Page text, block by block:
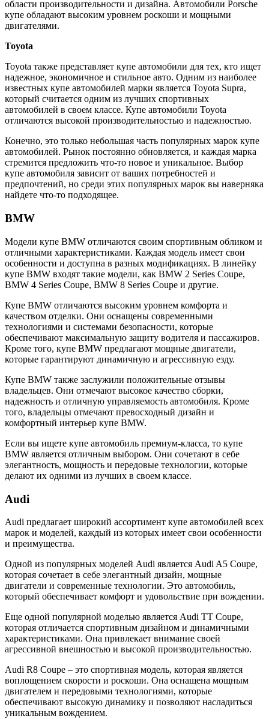
области производительности и дизайна. Автомобили Porsche
купе обладают высоким уровнем роскоши и мощными
двигателями.
Toyota
Toyota также представляет купе автомобили для тех, кто ищет
надежное, экономичное и стильное авто. Одним из наиболее
известных купе автомобилей марки является Toyota Supra,
который считается одним из лучших спортивных
автомобилей в своем классе. Купе автомобили Toyota
отличаются высокой производительностью и надежностью.
Конечно, это только небольшая часть популярных марок купе
автомобилей. Рынок постоянно обновляется, и каждая марка
стремится предложить что-то новое и уникальное. Выбор
купе автомобиля зависит от ваших потребностей и
предпочтений, но среди этих популярных марок вы наверняка
найдете что-то подходящее.
BMW
Модели купе BMW отличаются своим спортивным обликом и
отличными характеристиками. Каждая модель имеет свои
особенности и доступна в разных модификациях. В линейку
купе BMW входят такие модели, как BMW 2 Series Coupe,
BMW 4 Series Coupe, BMW 8 Series Coupe и другие.
Купе BMW отличаются высоким уровнем комфорта и
качеством отделки. Они оснащены современными
технологиями и системами безопасности, которые
обеспечивают максимальную защиту водителя и пассажиров.
Кроме того, купе BMW предлагают мощные двигатели,
которые гарантируют динамичную и агрессивную езду.
Купе BMW также заслужили положительные отзывы
владельцев. Они отмечают высокое качество сборки,
надежность и отличную управляемость автомобиля. Кроме
того, владельцы отмечают превосходный дизайн и
комфортный интерьер купе BMW.
Если вы ищете купе автомобиль премиум-класса, то купе
BMW является отличным выбором. Они сочетают в себе
элегантность, мощность и передовые технологии, которые
делают их одними из лучших в своем классе.
Audi
Audi предлагает широкий ассортимент купе автомобилей всех
марок и моделей, каждый из которых имеет свои особенности
и преимущества.
Одной из популярных моделей Audi является Audi A5 Coupe,
которая сочетает в себе элегантный дизайн, мощные
двигатели и современные технологии. Это автомобиль,
который обеспечивает комфорт и удовольствие при вождении.
Еще одной популярной моделью является Audi TT Coupe,
которая отличается спортивным дизайном и динамичными
характеристиками. Она привлекает внимание своей
агрессивной внешностью и высокой производительностью.
Audi R8 Coupe – это спортивная модель, которая является
воплощением скорости и роскоши. Она оснащена мощным
двигателем и передовыми технологиями, которые
обеспечивают высокую динамику и позволяют насладиться
уникальным вождением.